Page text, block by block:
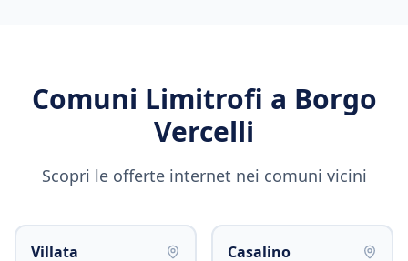
Comuni Limitrofi a Borgo
Vercelli
Scopri le offerte internet nei comuni vicini
Villata Casalino